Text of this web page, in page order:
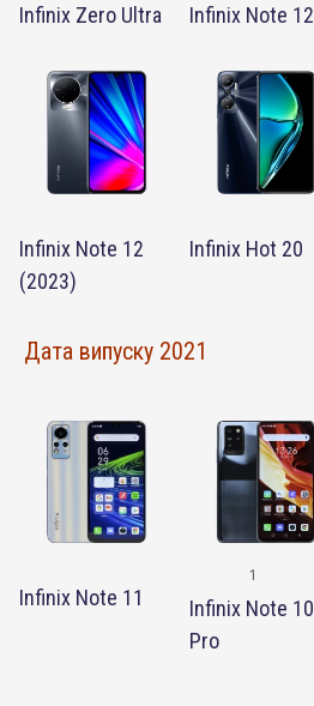
Infinix Zero Ultra Infinix Note 12
Infinix Note 12
(2023)
Infinix Hot 20
Дата випуску 2021
Infinix Note 11
1
Infinix Note 10
Pro